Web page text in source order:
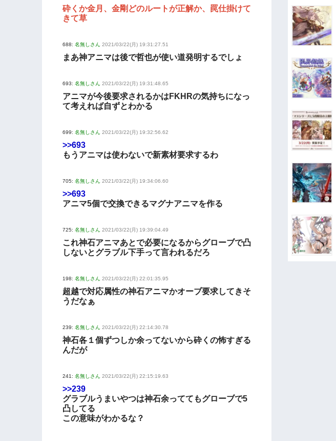
砕くか金月、金剛どのルートが正解か、罠仕掛けて
きて草
688: 名無しさん 2021/03/22(月) 19:31:27.51
まあ神アニマは後で哲也が使い道発明するでしょ
693: 名無しさん 2021/03/22(月) 19:31:48.65
アニマが今後要求されるかはFKHRの気持ちになっ
て考えれば自ずとわかる
699: 名無しさん 2021/03/22(月) 19:32:56.62
>>693
もうアニマは使わないで新素材要求するわ
705: 名無しさん 2021/03/22(月) 19:34:06.60
>>693
アニマ5個で交換できるマグナアニマを作る
725: 名無しさん 2021/03/22(月) 19:39:04.49
これ神石アニマあとで必要になるからグローブで凸
しないとグラブル下手って言われるだろ
198: 名無しさん 2021/03/22(月) 22:01:35.95
超越で対応属性の神石アニマかオーブ要求してきそ
うだなぁ
239: 名無しさん 2021/03/22(月) 22:14:30.78
神石各１個ずつしか余ってないから砕くの怖すぎる
んだが
241: 名無しさん 2021/03/22(月) 22:15:19.63
>>239
グラブルうまいやつは神石余っててもグローブで5
凸してる
この意味がわかるな？